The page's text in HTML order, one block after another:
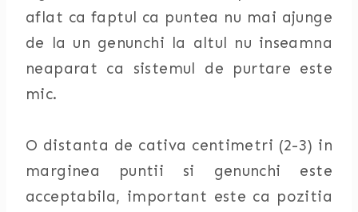
aflat ca faptul ca puntea nu mai ajunge
de la un genunchi la altul nu inseamna
neaparat ca sistemul de purtare este
mic.
O distanta de cativa centimetri (2-3) in
marginea puntii si genunchi este
acceptabila, important este ca pozitia